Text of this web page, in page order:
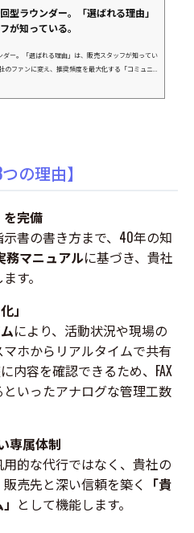
型ラウンダー。「選ばれる理由」
が知っている。
ダー。「選ばれる理由」は、販売スタッフが知ってい
のファンに変え、推奨頻度を最大化する「コミュニ
の理由】
を完備
書の書き方まで、40年の知
務マニュアルに基づき、貴社
す。
」
により、活動状況や現場の
ホからリアルタイムで共有
内容を確認できるため、FAX
いったアナログな管理工数
専属体制
的な代行ではなく、貴社の
売先と深い信頼を築く
「貴
として機能します。